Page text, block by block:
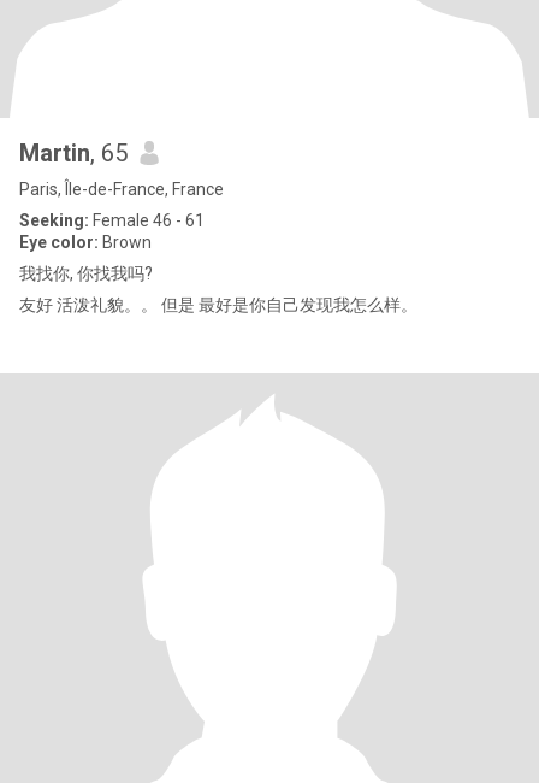
Martin, 65
Paris, Île-de-France, France
Seeking: Female 46 - 61
Eye color: Brown
我找你, 你找我吗?
友好 活泼礼貌。。 但是 最好是你自己发现我怎么样。